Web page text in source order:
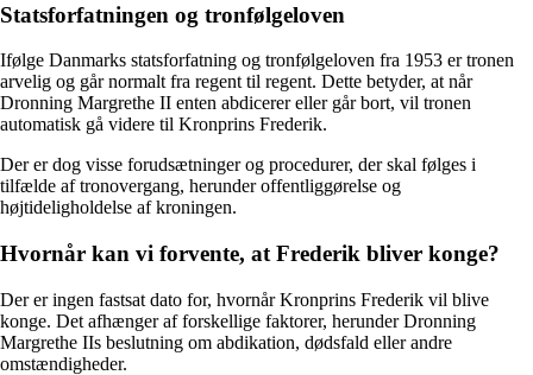
Statsforfatningen og tronfølgeloven
Ifølge Danmarks statsforfatning og tronfølgeloven fra 1953 er tronen
arvelig og går normalt fra regent til regent. Dette betyder, at når
Dronning Margrethe II enten abdicerer eller går bort, vil tronen
automatisk gå videre til Kronprins Frederik.
Der er dog visse forudsætninger og procedurer, der skal følges i
tilfælde af tronovergang, herunder offentliggørelse og
højtideligholdelse af kroningen.
Hvornår kan vi forvente, at Frederik bliver konge?
Der er ingen fastsat dato for, hvornår Kronprins Frederik vil blive
konge. Det afhænger af forskellige faktorer, herunder Dronning
Margrethe IIs beslutning om abdikation, dødsfald eller andre
omstændigheder.